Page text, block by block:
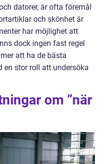
datorer, är ofta föremål
och skönhet är
har möjlighet att
dock ingen fast regel
att ha de bästa
en stor roll att undersöka
om ”när